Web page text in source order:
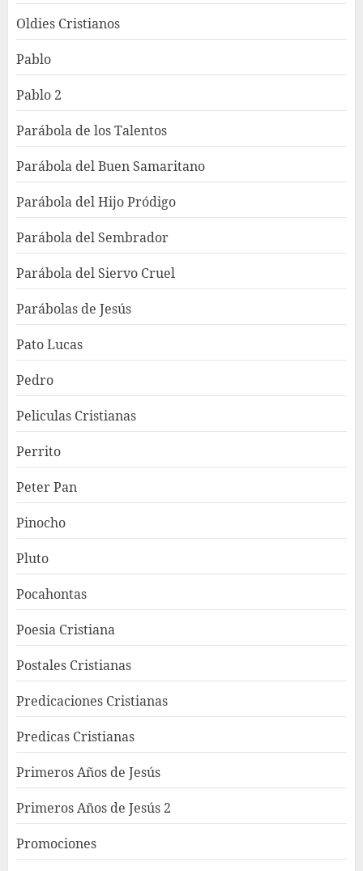
Oldies Cristianos
Pablo
Pablo 2
Parábola de los Talentos
Parábola del Buen Samaritano
Parábola del Hijo Pródigo
Parábola del Sembrador
Parábola del Siervo Cruel
Parábolas de Jesús
Pato Lucas
Pedro
Peliculas Cristianas
Perrito
Peter Pan
Pinocho
Pluto
Pocahontas
Poesia Cristiana
Postales Cristianas
Predicaciones Cristianas
Predicas Cristianas
Primeros Años de Jesús
Primeros Años de Jesús 2
Promociones